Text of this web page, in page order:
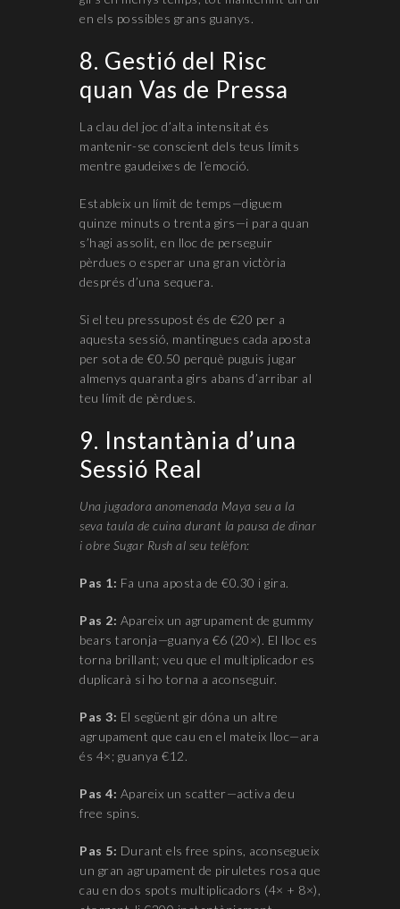
en els possibles grans guanys.
8. Gestió del Risc
quan Vas de Pressa
La clau del joc d’alta intensitat és
mantenir-se conscient dels teus límits
mentre gaudeixes de l’emoció.
Estableix un límit de temps—diguem
quinze minuts o trenta girs—i para quan
s’hagi assolit, en lloc de perseguir
pèrdues o esperar una gran victòria
després d’una sequera.
Si el teu pressupost és de €20 per a
aquesta sessió, mantingues cada aposta
per sota de €0.50 perquè puguis jugar
almenys quaranta girs abans d’arribar al
teu límit de pèrdues.
9. Instantània d’una
Sessió Real
Una jugadora anomenada Maya seu a la
seva taula de cuina durant la pausa de dinar
i obre Sugar Rush al seu telèfon:
Pas 1: Fa una aposta de €0.30 i gira.
Pas 2: Apareix un agrupament de gummy
bears taronja—guanya €6 (20×). El lloc es
torna brillant; veu que el multiplicador es
duplicarà si ho torna a aconseguir.
Pas 3: El següent gir dóna un altre
agrupament que cau en el mateix lloc—ara
és 4×; guanya €12.
Pas 4: Apareix un scatter—activa deu
free spins.
Pas 5: Durant els free spins, aconsegueix
un gran agrupament de piruletes rosa que
cau en dos spots multiplicadors (4× + 8×),